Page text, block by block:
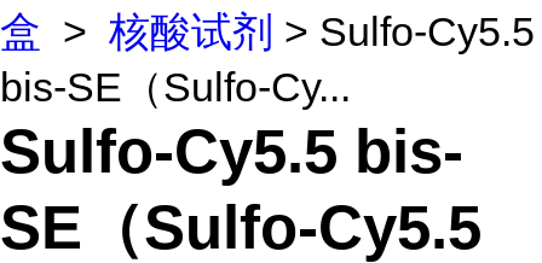
盒 > 核酸试剂 > Sulfo-Cy5.5
bis-SE（Sulfo-Cy...
Sulfo-Cy5.5 bis-
SE（Sulfo-Cy5.5